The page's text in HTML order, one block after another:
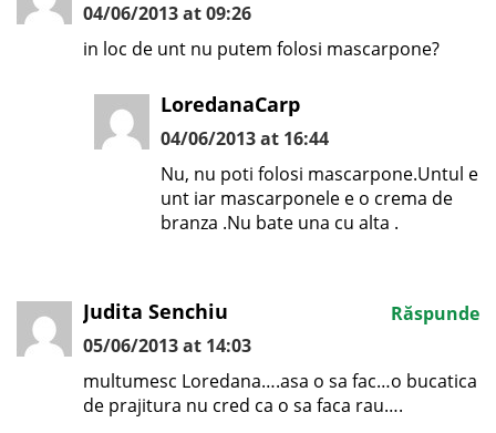
04/06/2013 at 09:26
in loc de unt nu putem folosi mascarpone?
LoredanaCarp
04/06/2013 at 16:44
Nu, nu poti folosi mascarpone.Untul e
unt iar mascarponele e o crema de
branza .Nu bate una cu alta .
Judita Senchiu
05/06/2013 at 14:03
multumesc Loredana….asa o sa fac…o bucatica
de prajitura nu cred ca o sa faca rau….
Răspunde